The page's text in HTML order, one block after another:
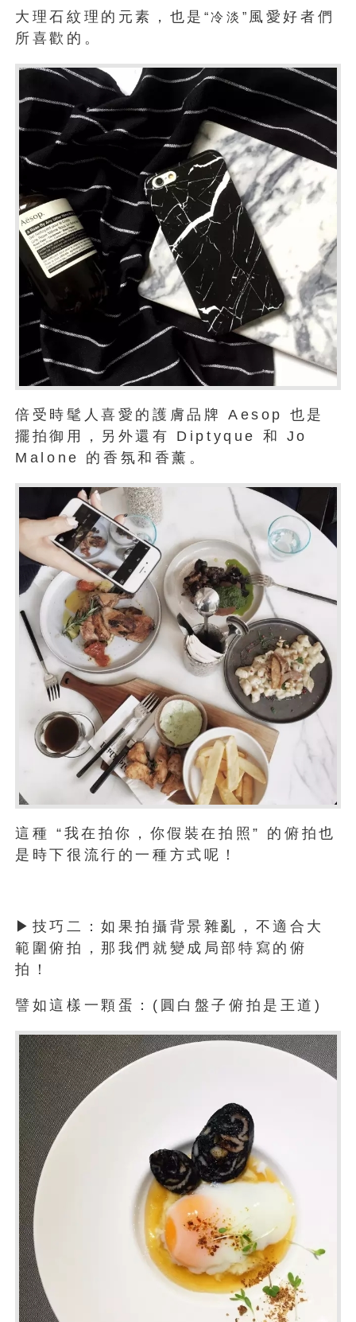
大理石紋理的元素，也是 “冷淡” 風愛好者們
所喜歡的。
倍受時髦人喜愛的護膚品牌 Aesop 也是
擺拍御用，另外還有 Diptyque 和 Jo
Malone 的香氛和香薰。
這種 “我在拍你，你假裝在拍照” 的俯拍也
是時下很流行的一種方式呢！
▶技巧二：如果拍攝背景雜亂，不適合大
範圍俯拍，那我們就變成局部特寫的俯
拍！
譬如這樣一顆蛋：(圓白盤子俯拍是王道)